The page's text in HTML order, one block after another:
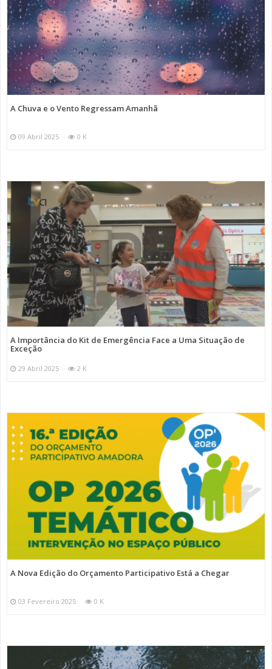
A Chuva e o Vento Regressam Amanhã
09 Abril 2025 0 K
A Importância do Kit de Emergência Face a Uma Situação de
Exceção
29 Abril 2025 2 K
A Nova Edição do Orçamento Participativo Está a Chegar
03 Fevereiro 2025 0 K